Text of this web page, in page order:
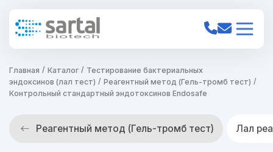
Главная Каталог
Тестирование бактериальных
эндоксинов (лал тест)
Реагентный метод (Гель-тромб тест)
Контрольный стандартный эндотоксинов Endosafe
Реагентный метод (Гель-тромб тест) Лал